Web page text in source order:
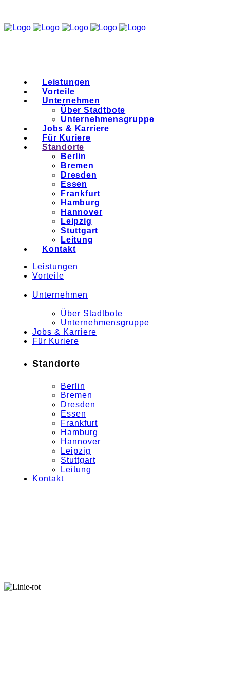
Leistungen
Vorteile
Unternehmen
Über Stadtbote
Unternehmensgruppe
Jobs & Karriere
Für Kuriere
Standorte
Berlin
Bremen
Dresden
Essen
Frankfurt
Hamburg
Hannover
Leipzig
Stuttgart
Leitung
Kontakt
Leistungen
Vorteile
Unternehmen
Über Stadtbote
Unternehmensgruppe
Jobs & Karriere
Für Kuriere
Standorte
Berlin
Bremen
Dresden
Essen
Frankfurt
Hamburg
Hannover
Leipzig
Stuttgart
Leitung
Kontakt